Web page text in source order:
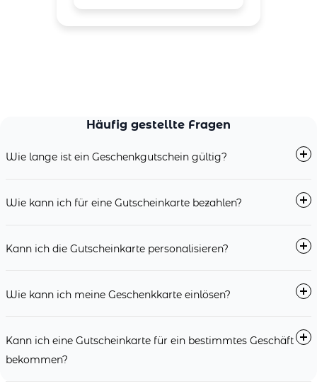
Häufig gestellte Fragen
Wie lange ist ein Geschenkgutschein gültig?
Wie kann ich für eine Gutscheinkarte bezahlen?
Kann ich die Gutscheinkarte personalisieren?
Wie kann ich meine Geschenkkarte einlösen?
Kann ich eine Gutscheinkarte für ein bestimmtes Geschäft
bekommen?